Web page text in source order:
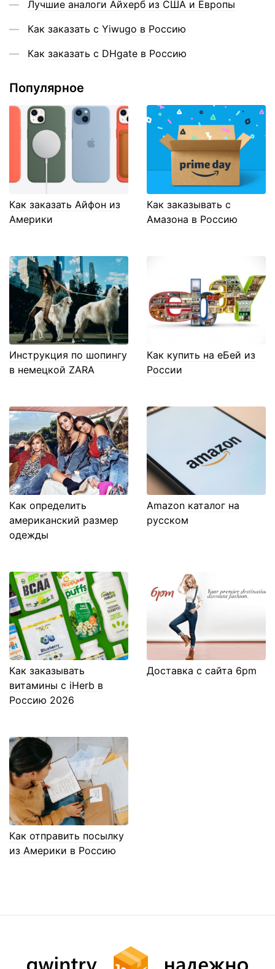
Лучшие аналоги Айхерб из США и Европы
Как заказать с Yiwugo в Россию
Как заказать с DHgate в Россию
Популярное
Как заказать Айфон из
Америки
Как заказывать с
Амазона в Россию
Инструкция по шопингу
в немецкой ZARA
Как купить на еБей из
России
Как определить
американский размер
одежды
Amazon каталог на
русском
Как заказывать
витамины с iHerb в
Россию 2026
Доставка с сайта 6pm
Как отправить посылку
из Америки в Россию